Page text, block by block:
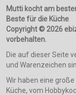
Mutti kocht am
Beste für die Küche
Copyright © 2026
vorbehalten.
Die auf dieser Seite
und Warenzeichen
Wir haben eine
Küche, vom